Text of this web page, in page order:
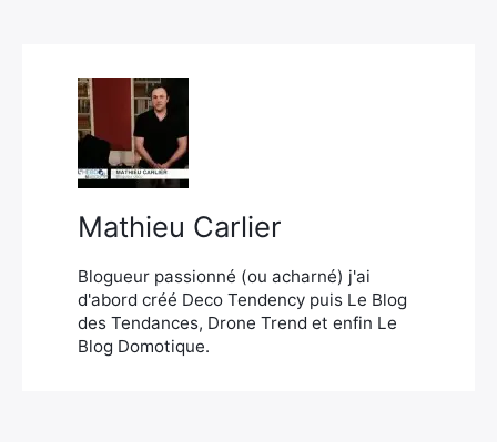
Mathieu Carlier
Blogueur passionné (ou acharné) j'ai
d'abord créé Deco Tendency puis Le Blog
des Tendances, Drone Trend et enfin Le
Blog Domotique.
Rechercher
: